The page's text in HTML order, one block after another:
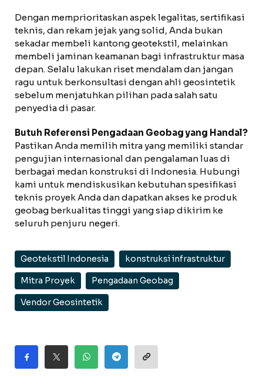
Dengan memprioritaskan aspek legalitas, sertifikasi
teknis, dan rekam jejak yang solid, Anda bukan
sekadar membeli kantong geotekstil, melainkan
membeli jaminan keamanan bagi infrastruktur masa
depan. Selalu lakukan riset mendalam dan jangan
ragu untuk berkonsultasi dengan ahli geosintetik
sebelum menjatuhkan pilihan pada salah satu
penyedia di pasar.
Butuh Referensi Pengadaan Geobag yang Handal?
Pastikan Anda memilih mitra yang memiliki standar
pengujian internasional dan pengalaman luas di
berbagai medan konstruksi di Indonesia. Hubungi
kami untuk mendiskusikan kebutuhan spesifikasi
teknis proyek Anda dan dapatkan akses ke produk
geobag berkualitas tinggi yang siap dikirim ke
seluruh penjuru negeri.
Geotekstil Indonesia konstruksi infrastruktur
Mitra Proyek Pengadaan Geobag
Vendor Geosintetik